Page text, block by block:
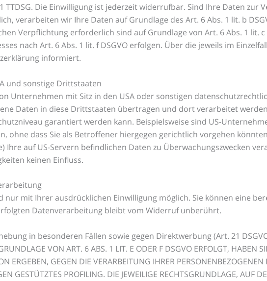
TTDSG. Die Einwilligung ist jederzeit widerrufbar. Sind Ihre Daten
verarbeiten wir Ihre Daten auf Grundlage des Art. 6 Abs. 1 lit. b
Verpflichtung erforderlich sind auf Grundlage von Art. 6 Abs. 1 lit.
nach Art. 6 Abs. 1 lit. f DSGVO erfolgen. Über die jeweils im
informiert.
und sonstige Drittstaaten
Unternehmen mit Sitz in den USA oder sonstigen
Daten in diese Drittstaaten übertragen und dort verarbeitet
garantiert werden kann. Beispielsweise sind US-
ohne dass Sie als Betroffener hiergegen gerichtlich vorgehen
Ihre auf US-Servern befindlichen Daten zu Überwachungszwecken
keinen Einfluss.
nur mit Ihrer ausdrücklichen Einwilligung möglich. Sie können eine
Datenverarbeitung bleibt vom Widerruf unberührt.
in besonderen Fällen sowie gegen Direktwerbung (Art. 21
VON ART. 6 ABS. 1 LIT. E ODER F DSGVO ERFOLGT, HABEN
ERGEBEN, GEGEN DIE VERARBEITUNG IHRER
GESTÜTZTES PROFILING. DIE JEWEILIGE RECHTSGRUNDLAGE, AUF